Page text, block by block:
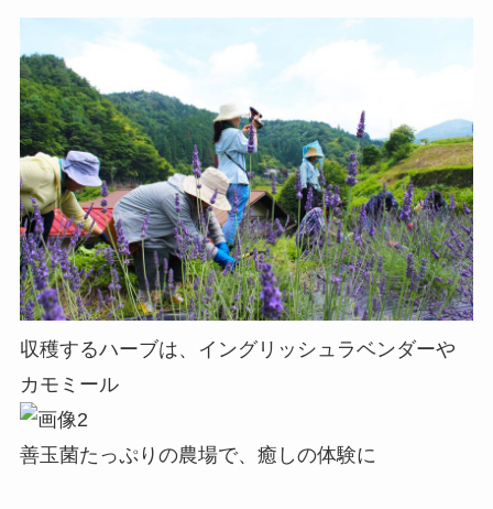
収穫するハーブは、イングリッシュラベンダーや
カモミール
善玉菌たっぷりの農場で、癒しの体験に